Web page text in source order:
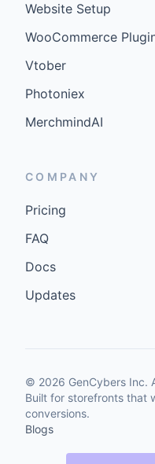
Website Setup
WooCommerce
Vtober
Photoniex
MerchmindAI
COMPANY
Pricing
FAQ
Docs
Updates
© 2026 GenCybers Inc.
Built for storefronts that
conversions.
Blogs